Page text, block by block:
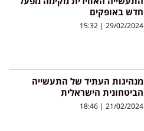
חדש באופקים
29/02/2024
מנהיגות העתיד של התעשייה
הביטחונית הישראלית
21/02/2024